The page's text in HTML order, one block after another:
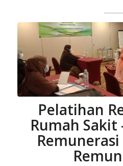
Pelatihan
Rumah